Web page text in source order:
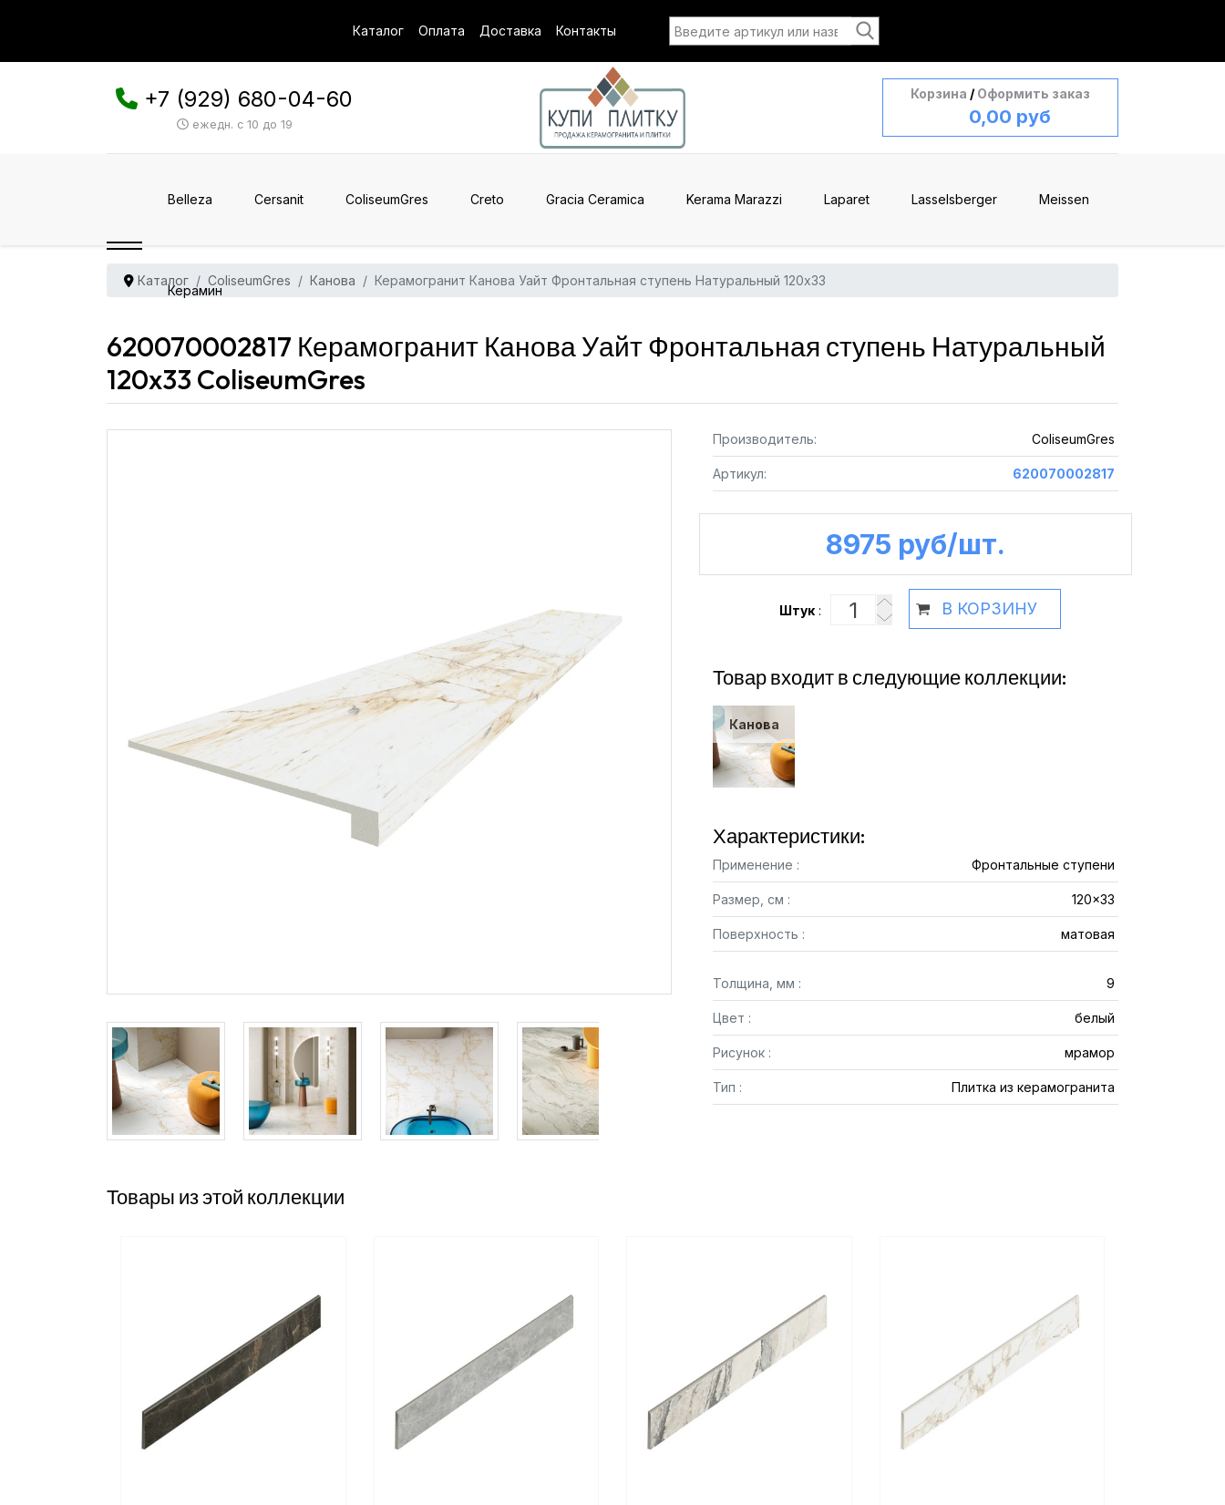
Каталог Оплата Доставка Контакты
+7 (929) 680-04-60
ежедн. с 10 до 19
Корзина / Оформить заказ
0,00 руб
Belleza Cersanit ColiseumGres Creto Gracia Ceramica Kerama Marazzi Laparet Lasselsberger Meissen
Керамин
Каталог ColiseumGres Канова Керамогранит Канова Уайт Фронтальная ступень Натуральный 120x33
620070002817 Керамогранит Канова Уайт Фронтальная ступень Натуральный
120x33 ColiseumGres
Производитель: ColiseumGres
Артикул: 620070002817
8975 руб /шт.
Штук : В КОРЗИНУ
Товар входит в следующие коллекции:
Канова
Характеристики:
Применение : Фронтальные ступени
Размер, см : 120x33
Поверхность : матовая
Толщина, мм : 9
Цвет : белый
Рисунок : мрамор
Тип : Плитка из керамогранита
Товары из этой коллекции